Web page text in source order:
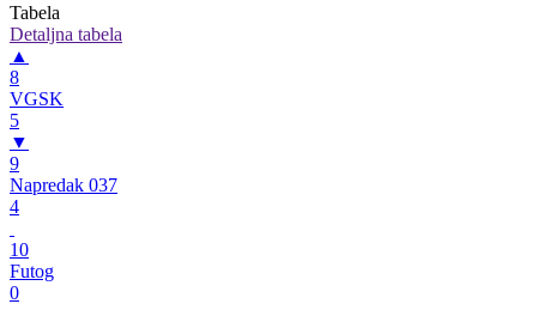
Tabela
Detaljna tabela
▲
8
VGSK
5
▼
9
Napredak 037
4
10
Futog
0